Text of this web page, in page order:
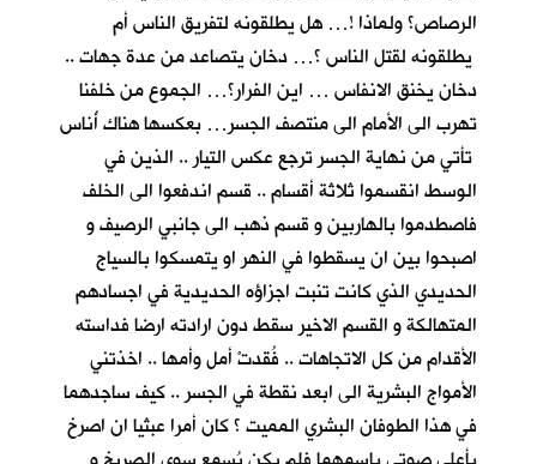
الرصاص؟ ولماذا !… هل يطلقونه لتفريق الناس أم
يطلقونه لقتل الناس ؟… دخان يتصاعد من عدة جهات ..
دخان يخنق الانفاس … اين الفرار؟… الجموع من خلفنا
تهرب الى الأمام الى منتصف الجسر… بعكسها هناك أُناس
تأتي من نهاية الجسر ترجع عكس التيار .. الذين في
الوسط انقسموا ثلاثة أقسام .. قسم اندفعوا الى الخلف
فاصطدموا بالهاربين و قسم ذهب الى جانبي الرصيف و
اصبحوا بين ان يسقطوا في النهر او يتمسكوا بالسياج
الحديدي الذي كانت تنبت اجزاؤه الحديدية في اجسادهم
المتهالكة و القسم الاخير سقط دون ارادته ارضا فداسته
الأقدام من كل الاتجاهات .. فُقدتْ أمل وأمها .. اخذتني
الأمواج البشرية الى ابعد نقطة في الجسر .. كيف ساجدهما
في هذا الطوفان البشري المميت ؟ كان أمرا عبثيا ان اصرخ